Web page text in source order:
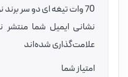
70 وات تیغه ای دو سر برند نور آفتابی”
نشانی ایمیل شما
علامت‌گذاری شده‌اند
امتیاز شما